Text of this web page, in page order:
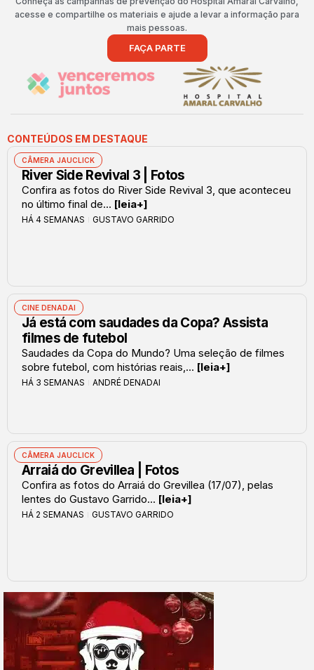
acesse e compartilhe os materiais e ajude a levar a informação para
mais pessoas.
FAÇA PARTE
CONTEÚDOS EM DESTAQUE
CÂMERA JAUCLICK
River Side Revival 3 | Fotos
Confira as fotos do River Side Revival 3, que aconteceu
no último final de... [leia+]
HÁ 4 SEMANAS GUSTAVO GARRIDO
CINE DENADAI
Já está com saudades da Copa? Assista
filmes de futebol
Saudades da Copa do Mundo? Uma seleção de filmes
sobre futebol, com histórias reais,... [leia+]
HÁ 3 SEMANAS ANDRÉ DENADAI
CÂMERA JAUCLICK
Arraiá do Grevillea | Fotos
Confira as fotos do Arraiá do Grevillea (17/07), pelas
lentes do Gustavo Garrido... [leia+]
HÁ 2 SEMANAS GUSTAVO GARRIDO